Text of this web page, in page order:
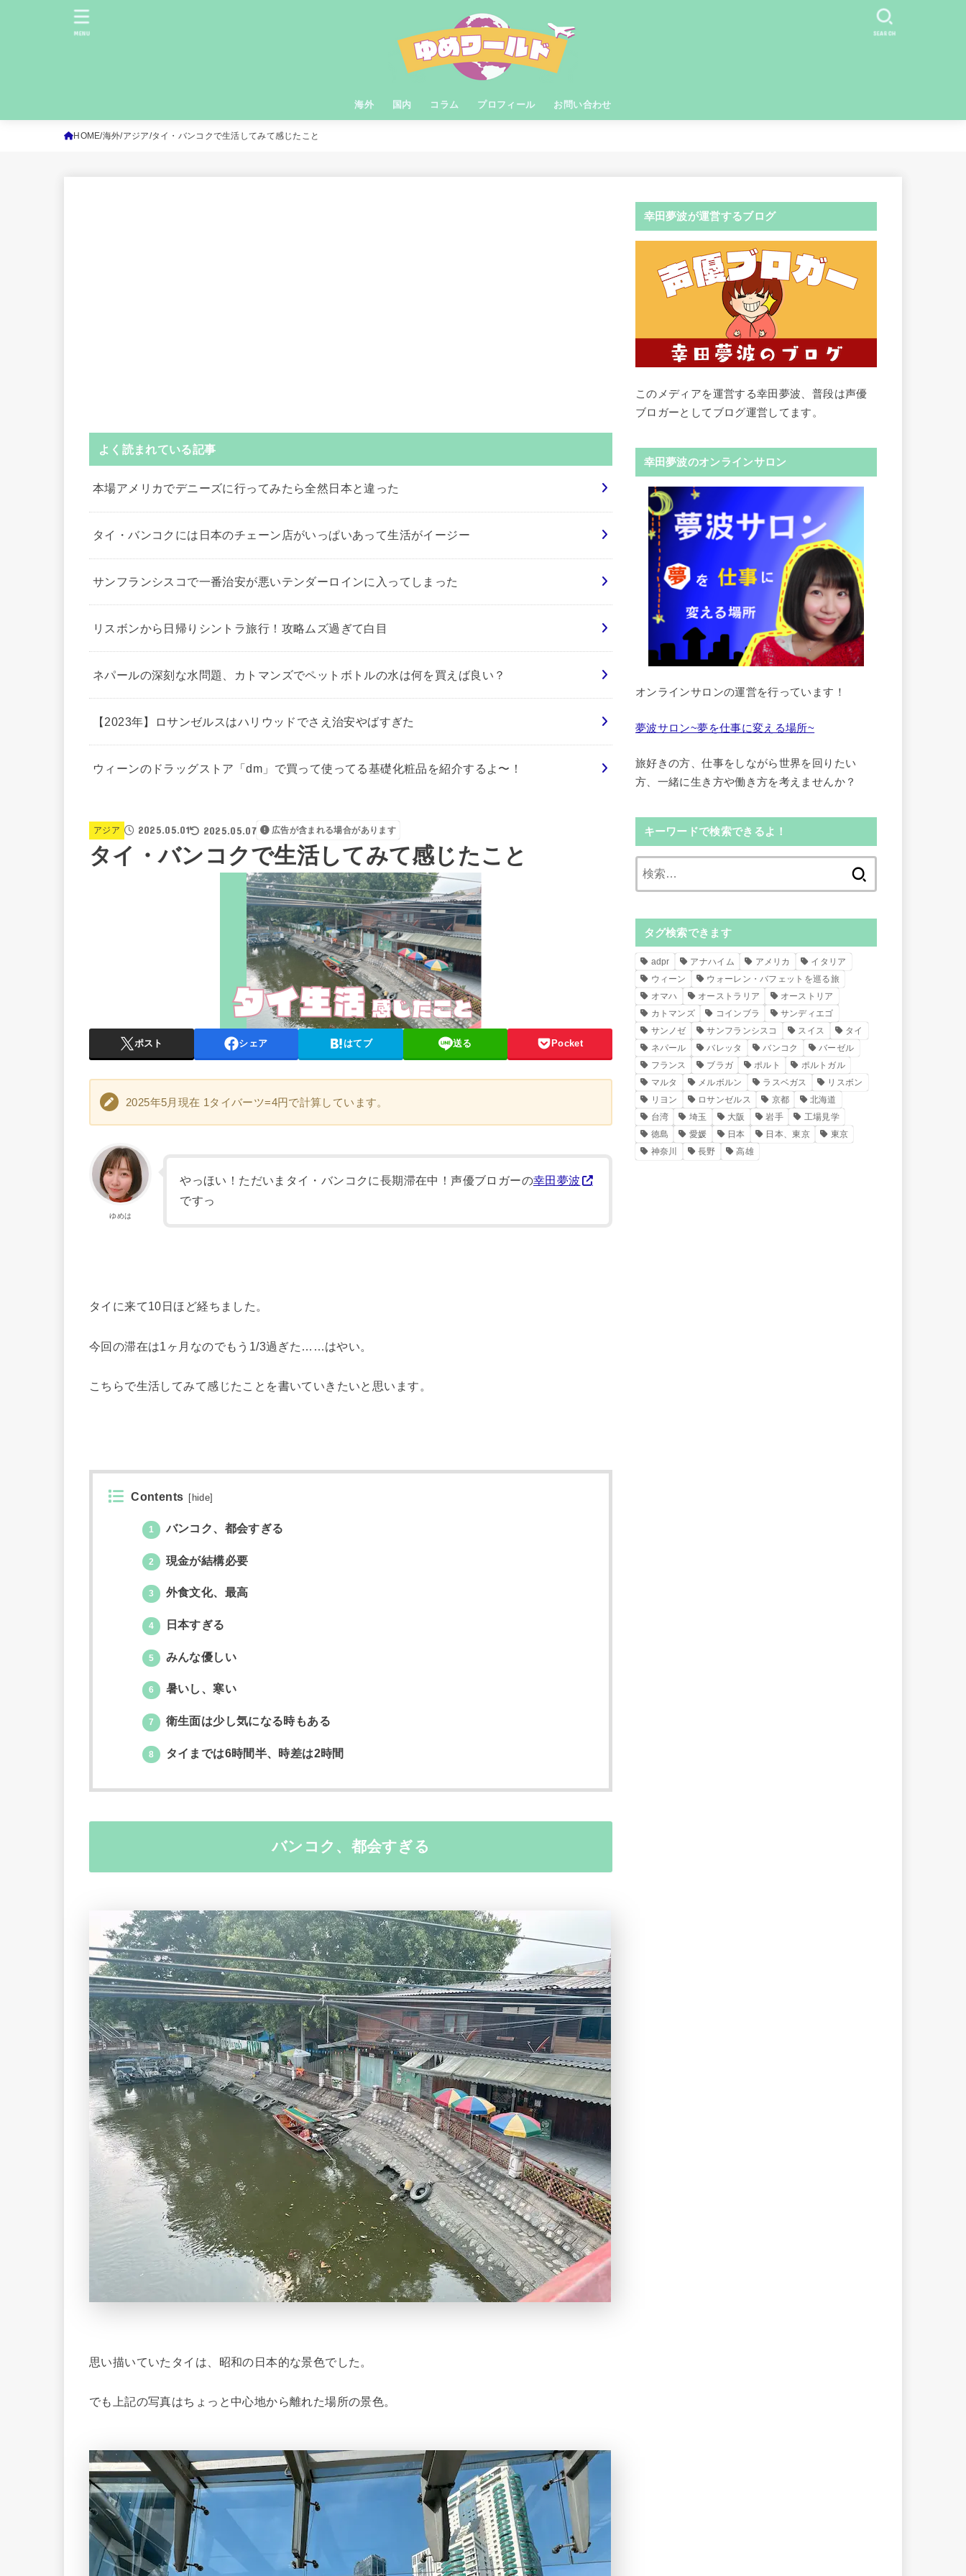
海外 国内 コラム プロフィール お問い合わせ
SEARCH
MENU
HOME 海外 アジア タイ・バンコクで生活してみて感じたこと
よく読まれている記事
本場アメリカでデニーズに行ってみたら全然日本と違った
タイ・バンコクには日本のチェーン店がいっぱいあって生活がイージー
サンフランシスコで一番治安が悪いテンダーロインに入ってしまった
リスボンから日帰りシントラ旅行！攻略ムズ過ぎて白目
ネパールの深刻な水問題、カトマンズでペットボトルの水は何を買えば良い？
【2023年】ロサンゼルスはハリウッドでさえ治安やばすぎた
ウィーンのドラッグストア「dm」で買って使ってる基礎化粧品を紹介するよ〜！
アジア 2025.05.01 2025.05.07 広告が含まれる場合があります
タイ・バンコクで生活してみて感じたこと
ポスト シェア はてブ 送る Pocket
2025年5月現在 1タイバーツ=4円で計算しています。
ゆめは
やっほい！ただいまタイ・バンコクに長期滞在中！声優ブロガーの幸田夢波
ですっ
タイに来て10日ほど経ちました。
今回の滞在は1ヶ月なのでもう1/3過ぎた……はやい。
こちらで生活してみて感じたことを書いていきたいと思います。
Contents [ hide]
1 バンコク、都会すぎる
2 現金が結構必要
3 外食文化、最高
4 日本すぎる
5 みんな優しい
6 暑いし、寒い
7 衛生面は少し気になる時もある
8 タイまでは6時間半、時差は2時間
バンコク、都会すぎる
思い描いていたタイは、昭和の日本的な景色でした。
でも上記の写真はちょっと中心地から離れた場所の景色。
幸田夢波が運営するブログ
このメディアを運営する幸田夢波、普段は声優
ブロガーとしてブログ運営してます。
幸田夢波のオンラインサロン
オンラインサロンの運営を行っています！
夢波サロン~夢を仕事に変える場所~
旅好きの方、仕事をしながら世界を回りたい
方、一緒に生き方や働き方を考えませんか？
キーワードで検索できるよ！
タグ検索できます
adpr アナハイム アメリカ
イタリア
ウィーン
ウォーレン・バフェットを巡る旅
オマハ
オーストラリア
オーストリア
カトマンズ
コインブラ
サンディエゴ
サンノゼ
サンフランシスコ スイス
タイ
ネパール
バレッタ バンコク
バーゼル
フランス
ブラガ ポルト
ポルトガル
マルタ
メルボルン ラスベガス
リスボン
リヨン
ロサンゼルス 京都
北海道
台湾
埼玉 大阪 岩手
工場見学
徳島
愛媛 日本 日本、東京
東京
神奈川
長野 高雄